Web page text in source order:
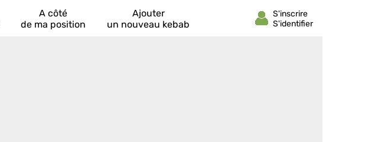
A côté
de ma position
Ajouter
un nouveau kebab